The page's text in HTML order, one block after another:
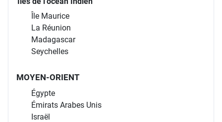
Île Maurice
La Réunion
Madagascar
Seychelles
MOYEN-ORIENT
Égypte
Émirats Arabes Unis
Israël